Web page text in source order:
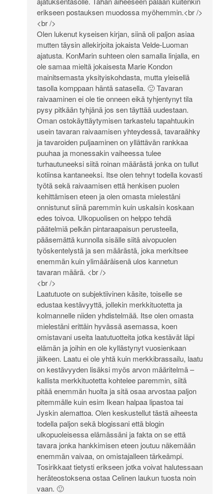
erikseen postauksen muodossa myöhemmin.<br />
<br />
Olen lukenut kyseisen kirjan, siinä oli paljon asiaa
mutten täysin allekirjoita jokaista Velde-Luoman
ajatusta. KonMarin suhteen olen samalla linjalla, en
ole samaa mieltä jokaisesta Marie Kondon
mainitsemasta yksityiskohdasta, mutta yleisellä
tasolla komppaan häntä satasella. 🙂 Tavaran
raivaaminen ei ole tie onneen eikä tyhjentynyt tila
pysy pitkään tyhjänä jos sen täyttää uudestaan.
Oman ostokäyttäytymisen tarkastelu tapahtuukin
usein tavaran raivaamisen yhteydessä, tavaraähky
ja tavaroiden puljaaminen on yllättävän rankkaa
puuhaa ja monessakin vaiheessa tulee
turhautuneeksi siitä roinan määrästä jonka on tullut
kotiinsa kantaneeksi. Itse olen tehnyt todella kovasti
työtä sekä raivaamisen että henkisen puolen
kehittämisen eteen ja olen omasta mielestäni
onnistunut siinä paremmin kuin uskalsin koskaan
edes toivoa. Ulkopuolisen on helppo tehdä
päätelmiä pelkän pintaraapaisun perusteella,
pääsemättä kunnolla sisälle siitä aivopuolen
työskentelystä ja sen määrästä, joka merkitsee
enemmän kuin ylimääräisenä ulos kannetun
tavaran määrä. <br />
<br />
Laatutuote on subjektiivinen käsite, toiselle se
edustaa kestävyyttä, jollekin merkkituotetta ja
kolmannelle niiden yhdistelmää. Itse olen omasta
mielestäni erittäin hyvässä asemassa, koen
omistavani useita laatutuotteita jotka kestävät läpi
elämän ja joihin en ole kyllästynyt vuosienkaan
jälkeen. Laatu ei ole yhtä kuin merkkibrassailu, laatu
on kestävyyden lisäksi myös arvon määritelmä –
kallista merkkituotetta kohtelee paremmin, siitä
pitää enemmän huolta ja sitä osaa arvostaa paljon
pitemmälle kuin esim Ikean halpaa lipastoa tai
Jyskin alemattoa. Olen keskustellut tästä aiheesta
todella paljon sekä blogissani että blogin
ulkopuoleisessa elämässäni ja fakta on se että
tavara jonka hankkimisen eteen joutuu näkemään
enemmän vaivaa, on omistajalleen tärkeämpi.
Tosirikkaat tietysti erikseen jotka voivat halutessaan
heräteostoksena ostaa Celinen laukun tuosta noin
vaan. 🙂